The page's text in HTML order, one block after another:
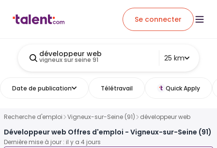
Se connecter
développeur web
vigneux sur seine 91 25 km
Date de publication Télétravail Quick Apply
Recherche d'emploi Vigneux-sur-Seine (91) développeur web
Développeur web Offres d'emploi - Vigneux-sur-Seine (91)
Dernière mise à jour : il y a 4 jours